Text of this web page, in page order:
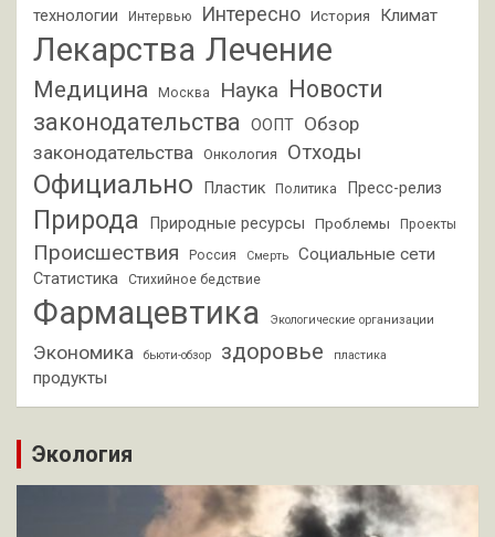
технологии
Интервью Интересно История Климат
Лекарства Лечение
Медицина Москва Наука
Новости
законодательства ООПТ Обзор
законодательства Онкология Отходы
Официально Пластик Политика Пресс-релиз
Природа Природные ресурсы Проблемы Проекты
Происшествия Россия Смерть Социальные сети
Статистика Стихийное бедствие
Фармацевтика Экологические организации
Экономика бьюти-обзор здоровье пластика
продукты
Экология